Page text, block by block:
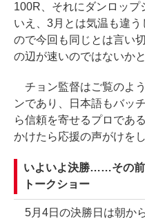
100R、それにダンロップ
いえ、3月とは気温も違
ので今回も同じとは言い
の辺が速いのではないか
チョン監督はご覧のよ
ンであり、日本語もバッ
ら信頼を寄せるプロであ
かけたら応援の声がけを
いよいよ決勝……その前
トークショー
5月4日の決勝日は朝か